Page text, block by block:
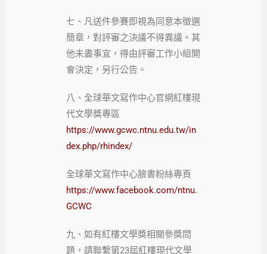
七、凡送件參賽即視為同意本徵選
簡章，對評審之決議不得異議。其
他未盡事宜，得由評審工作小組開
會決定，另行公告。
八、全球華文寫作中心官網紅樓現
代文學獎專區
https://www.gcwc.ntnu.edu.tw/in
dex.php/rhindex/
全球華文寫作中心臉書粉絲專頁
https://www.facebook.com/ntnu.
GCWC
九、如有紅樓文學獎相關參獎問
題，請聯繫第23屆紅樓現代文學